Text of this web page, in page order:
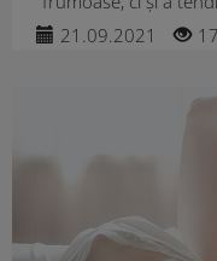
21.09.2021